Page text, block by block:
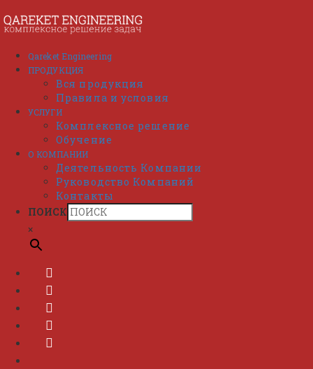
к
содержимому
Qareket Engineering
ПРОДУКЦИЯ
Вся продукция
Правила и условия
УСЛУГИ
Комплексное решение
Обучение
О КОМПАНИИ
Деятельность Компании
Руководство Компаний
Контакты
ПОИСК
×